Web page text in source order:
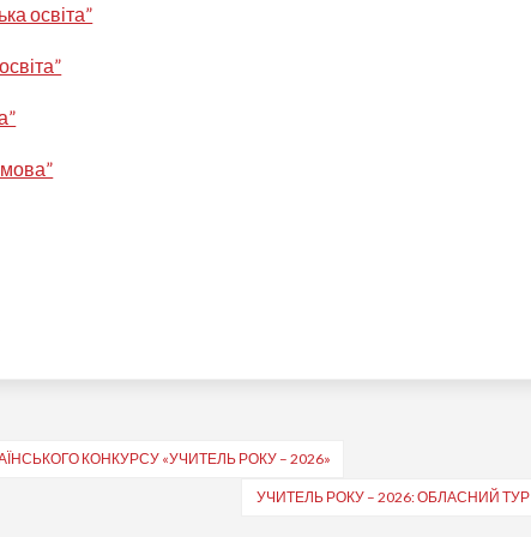
освіта”
мова”
КОНКУРСУ «УЧИТЕЛЬ РОКУ – 2026»
УЧИТЕЛЬ РОКУ – 2026: ОБЛАСНИЙ ТУР